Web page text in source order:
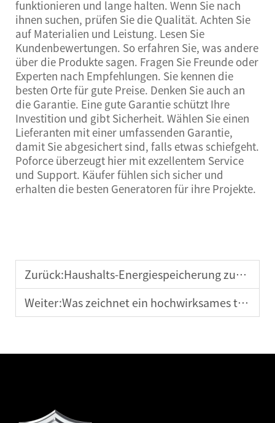
funktionieren und lange halten. Wenn Sie nach
ihnen suchen, prüfen Sie die Qualität. Achten Sie
auf Materialien und Leistung. Lesen Sie
Kundenbewertungen. So erfahren Sie, was andere
über die Produkte sagen. Fragen Sie Freunde oder
Experten nach Empfehlungen. Sie kennen die
besten Orte für gute Preise. Denken Sie auch an
die Garantie. Eine gute Garantie schützt Ihre
Investition und gibt Sicherheit. Wählen Sie einen
Lieferanten mit einer umfassenden Garantie,
damit Sie abgesichert sind, falls etwas schiefgeht.
Poforce überzeugt hier mit exzellentem Service
und Support. Käufer fühlen sich sicher und
erhalten die besten Generatoren für ihre Projekte.
Zurück:Haushalts-Energiespeicherung zur Integration erneuerbarer Energien
Weiter:Was zeichnet ein hochwirksames tragbares Solarenergiesystem aus?